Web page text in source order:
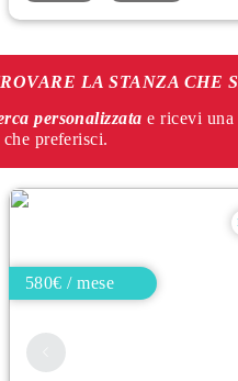
LA STANZA CHE
personalizzata e ricevi
preferisci.
580€ / mese